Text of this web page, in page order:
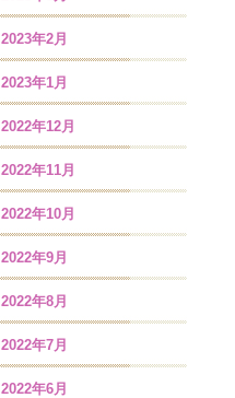
2023年2月
2023年1月
2022年12月
2022年11月
2022年10月
2022年9月
2022年8月
2022年7月
2022年6月